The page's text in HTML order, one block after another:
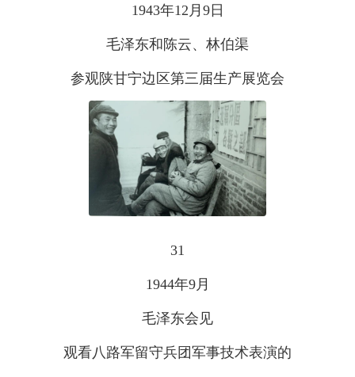
1943年12月9日
毛泽东和陈云、林伯渠
参观陕甘宁边区第三届生产展览会
31
1944年9月
毛泽东会见
观看八路军留守兵团军事技术表演的